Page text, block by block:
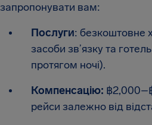
запропонувати вам:
Послуги: безкоштовне
засоби зв’язку та
протягом ночі).
Компенсацію: ฿2,000–
рейси залежно від